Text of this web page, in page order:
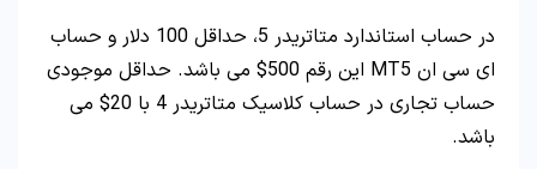
در حساب استاندارد متاتریدر 5، حداقل 100 دلار و حساب
ای سی ان MT5 این رقم 500$ می باشد. حداقل موجودی
حساب تجاری در حساب کلاسیک متاتریدر 4 با 20$ می
باشد.